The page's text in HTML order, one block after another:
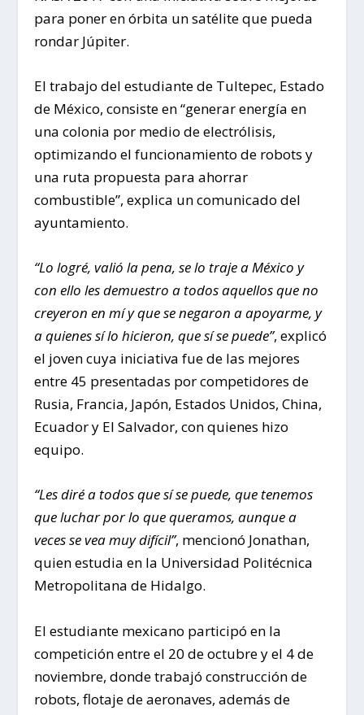
para poner en órbita un satélite que pueda
rondar Júpiter.
El trabajo del estudiante de Tultepec, Estado
de México, consiste en “generar energía en
una colonia por medio de electrólisis,
optimizando el funcionamiento de robots y
una ruta propuesta para ahorrar
combustible”, explica un comunicado del
ayuntamiento.
“Lo logré, valió la pena, se lo traje a México y
con ello les demuestro a todos aquellos que no
creyeron en mí y que se negaron a apoyarme, y
a quienes sí lo hicieron, que sí se puede”, explicó
el joven cuya iniciativa fue de las mejores
entre 45 presentadas por competidores de
Rusia, Francia, Japón, Estados Unidos, China,
Ecuador y El Salvador, con quienes hizo
equipo.
“Les diré a todos que sí se puede, que tenemos
que luchar por lo que queramos, aunque a
veces se vea muy difícil”, mencionó Jonathan,
quien estudia en la Universidad Politécnica
Metropolitana de Hidalgo.
El estudiante mexicano participó en la
competición entre el 20 de octubre y el 4 de
noviembre, donde trabajó construcción de
robots, flotaje de aeronaves, además de